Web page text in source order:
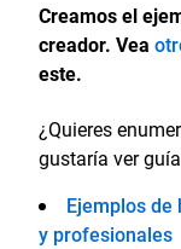
Creamos el
creador. Vea
este.
¿Quieres
gustaría ver
Ejemplos
y profesionales